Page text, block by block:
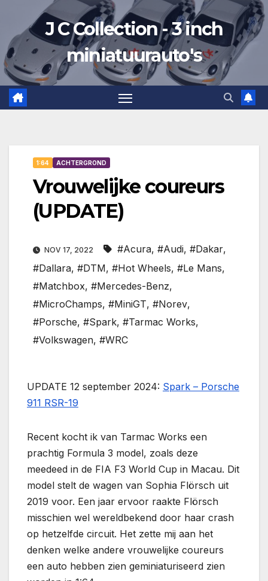
de
inhoud
J C Collection - 3 inch
miniatuurauto's
1:64 ACHTERGROND
Vrouwelijke coureurs
(UPDATE)
NOV 17, 2022 #Acura, #Audi, #Dakar,
#Dallara, #DTM, #Hot Wheels, #Le Mans,
#Matchbox, #Mercedes-Benz,
#MicroChamps, #MiniGT, #Norev,
#Porsche, #Spark, #Tarmac Works,
#Volkswagen, #WRC
UPDATE 12 september 2024: Spark – Porsche
911 RSR-19
Recent kocht ik van Tarmac Works een
prachtig Formula 3 model, zoals deze
meedeed in de FIA F3 World Cup in Macau. Dit
model stelt de wagen van Sophia Flörsch uit
2019 voor. Een jaar ervoor raakte Flörsch
misschien wel wereldbekend door haar crash
op hetzelfde circuit. Het zette mij aan het
denken welke andere vrouwelijke coureurs
een auto hebben zien geminiaturiseerd zien